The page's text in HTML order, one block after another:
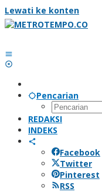
Lewati ke konten
Pencarian
REDAKSI
INDEKS
Facebook
Twitter
Pinterest
RSS